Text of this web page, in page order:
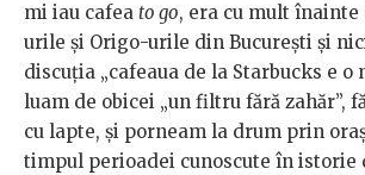
mi iau cafea to go, era cu mult
urile și Origo-urile din București și
discuția „cafeaua de la Starbucks e o
luam de obicei „un filtru fără zahăr”,
cu lapte, și porneam la drum prin
timpul perioadei cunoscute în istorie